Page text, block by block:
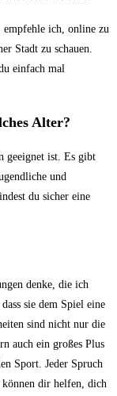
ich, online⁤ zu
Stadt ⁢zu schauen.
einfach mal
Alter?
geeignet ⁣ist. Es⁢ gibt
und
du ​sicher ‌eine
​denke, die ich
sie ⁣dem Spiel eine
sind nicht nur die
auch ein​ großes ⁣Plus
Sport. Jeder Spruch
können dir helfen, dich